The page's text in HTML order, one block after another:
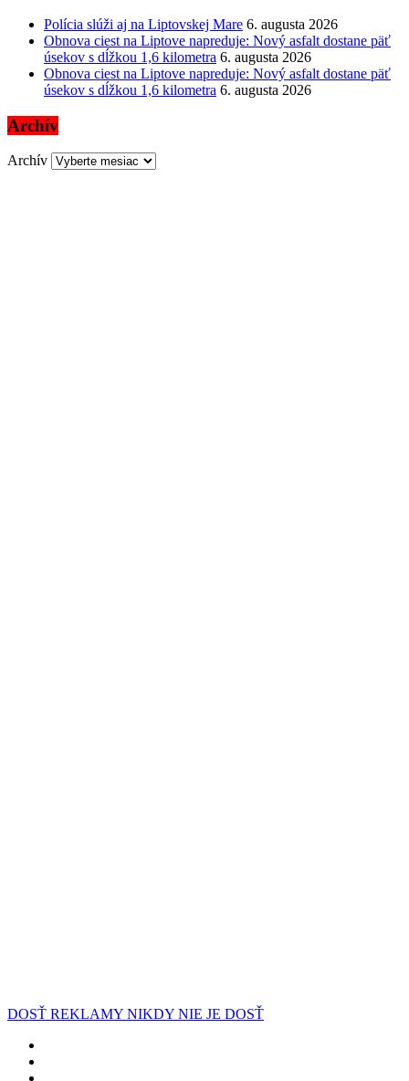
Polícia slúži aj na Liptovskej Mare 6. augusta 2026
Obnova ciest na Liptove napreduje: Nový asfalt dostane päť
úsekov s dĺžkou 1,6 kilometra 6. augusta 2026
Obnova ciest na Liptove napreduje: Nový asfalt dostane päť
úsekov s dĺžkou 1,6 kilometra 6. augusta 2026
Archív
Archív
DOSŤ REKLAMY NIKDY NIE JE DOSŤ